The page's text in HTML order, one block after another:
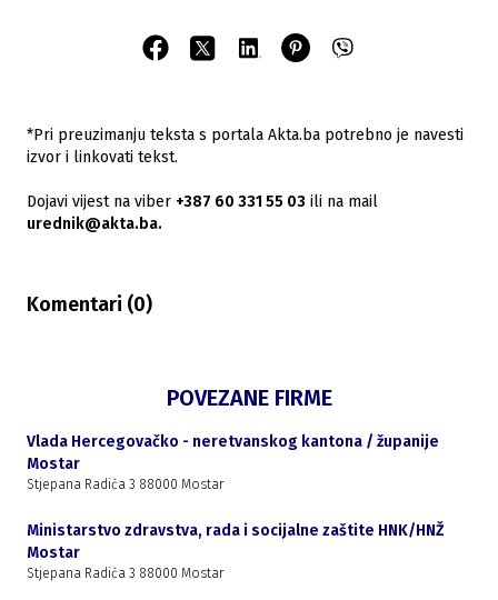
*Pri preuzimanju teksta s portala Akta.ba potrebno je navesti
izvor i linkovati tekst.
Dojavi vijest na viber +387 60 331 55 03 ili na mail
urednik@akta.ba.
Komentari (0)
POVEZANE FIRME
Vlada Hercegovačko - neretvanskog kantona / županije
Mostar
Stjepana Radića 3 88000 Mostar
Ministarstvo zdravstva, rada i socijalne zaštite HNK/HNŽ
Mostar
Stjepana Radića 3 88000 Mostar